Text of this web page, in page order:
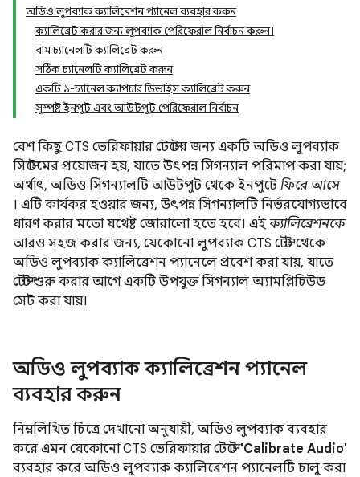
অডিও লুপব্যাক ক্যালিব্রেশন প্যানেল ব্যবহার করুন
ক্যালিব্রেট করার জন্য লুপব্যাক পেরিফেরাল নির্বাচন করুন।
বাম চ্যানেলটি ক্যালিব্রেট করুন
সঠিক চ্যানেলটি ক্যালিব্রেট করুন
একটি ১-চ্যানেল ক্যাপচার ডিভাইস ক্যালিব্রেট করুন
সুস্পষ্ট ইনপুট এবং আউটপুট পেরিফেরাল নির্বাচন
বেশ কিছু CTS ভেরিফায়ার টেস্টের জন্য একটি অডিও লুপব্যাক
সিস্টেমের প্রয়োজন হয়, যাতে উৎপন্ন সিগন্যাল পরিমাপ করা যায়;
অর্থাৎ, অডিও সিগন্যালটি আউটপুট থেকে ইনপুটে ফিরে আসে
। এটি কার্যকর হওয়ার জন্য, উৎপন্ন সিগন্যালটি নির্ভরযোগ্যভাবে
ধারণ করার মতো যথেষ্ট জোরালো হতে হবে। এই ক্যালিব্রেশনকে
আরও সহজ করার জন্য, যেকোনো লুপব্যাক CTS টেস্ট থেকে
অডিও লুপব্যাক ক্যালিব্রেশন প্যানেলে প্রবেশ করা যায়, যাতে
টেস্ট শুরু করার আগে একটি উপযুক্ত সিগন্যাল অ্যামপ্লিচিউড
সেট করা যায়।
অডিও লুপব্যাক ক্যালিব্রেশন প্যানেল
ব্যবহার করুন
নিম্নলিখিত চিত্রে দেখানো অনুযায়ী, অডিও লুপব্যাক ব্যবহার
করে এমন যেকোনো CTS ভেরিফায়ার টেস্টে'Calibrate Audio'
ব্যবহার করে অডিও লুপব্যাক ক্যালিব্রেশন প্যানেলটি চালু করা